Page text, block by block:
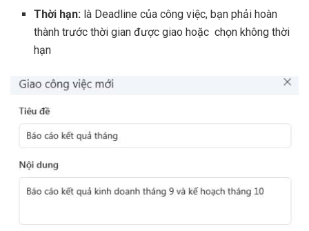
Thời hạn: là Deadline của công việc, bạn phải hoàn
thành trước thời gian được giao hoặc chọn không thời
hạn